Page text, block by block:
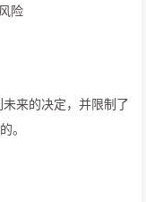
险
来的决定，并限制了
。